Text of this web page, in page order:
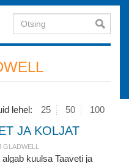
Otsing
lehel: 25 50 100
JA KOLJAT
GLADWELL
kuulsa Taaveti ja